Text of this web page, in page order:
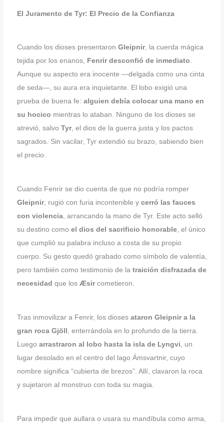
El Juramento de Tyr: El Precio de la Confianza
Cuando los dioses presentaron Gleipnir, la cuerda mágica
tejida por los enanos, Fenrir desconfió de inmediato
Aunque su aspecto era inocente —delgada como una cinta
de seda—, su aura era inquietante. El lobo exigió una
prueba de buena fe: alguien debía colocar una mano en
su hocico mientras lo ataban. Ninguno de los dioses se
atrevió, salvo Tyr, el dios de la guerra justa y los pactos
sagrados. Sin vacilar, Tyr extendió su brazo, sabiendo bien
el precio.
Cuando Fenrir se dio cuenta de que no podría romper
Gleipnir, rugió con furia incontenible y cerró las fauces
con violencia , arrancando la mano de Tyr. Este acto selló
su destino como el dios del sacrificio honorable , el único
que cumplió su palabra incluso a costa de su propio
cuerpo. Su gesto quedó grabado como símbolo de valentía,
pero también como testimonio de la traición disfrazada de
necesidad que los Æsircometieron.
Tras inmovilizar a Fenrir, los dioses ataron Gleipnir a la
gran roca Gjöll , enterrándola en lo profundo de la tierra.
Luego arrastraron al lobo hasta la isla de Lyngvi , un
lugar desolado en el centro del lago Ámsvartnir, cuyo
nombre significa “cubierta de brezos”. Allí, clavaron la roca
y sujetaron al monstruo con toda su magia.
Para impedir que aullara o usara su mandíbula como arma,